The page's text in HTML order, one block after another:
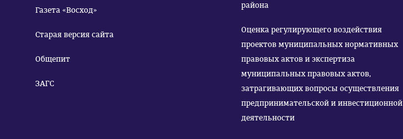
Газета «Восход»
Старая версия сайта
Общепит
ЗАГС
района
Оценка регулирующего воздействия
проектов муниципальных нормативных
правовых актов и экспертиза
муниципальных правовых актов,
затрагивающих вопросы осуществления
предпринимательской и инвестиционной
деятельности